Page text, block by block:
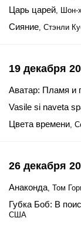
Царь царей, Шон-
Сияние, Стэнли
19 декабря
Аватар: Пламя и
Vasile si naveta
Цвета времени,
26 декабря
Анаконда, Том
Губка Боб: В
США